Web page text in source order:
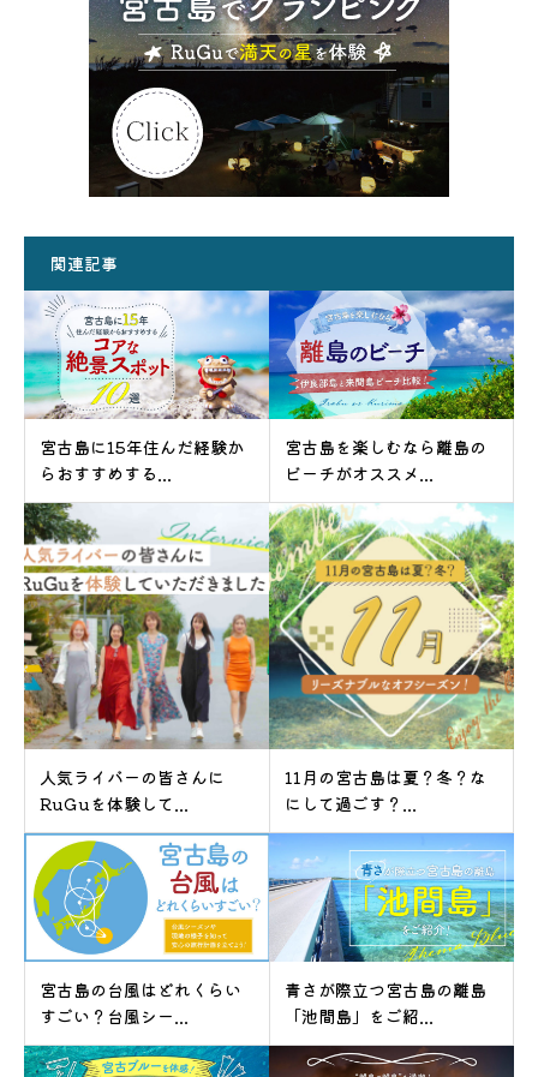
関連記事
宮古島に15年住んだ経験か
らおすすめする...
宮古島を楽しむなら離島の
ビーチがオススメ...
人気ライバーの皆さんに
RuGuを体験して...
11月の宮古島は夏？冬？な
にして過ごす？...
宮古島の台風はどれくらい
すごい？台風シー...
青さが際立つ宮古島の離島
「池間島」をご紹...